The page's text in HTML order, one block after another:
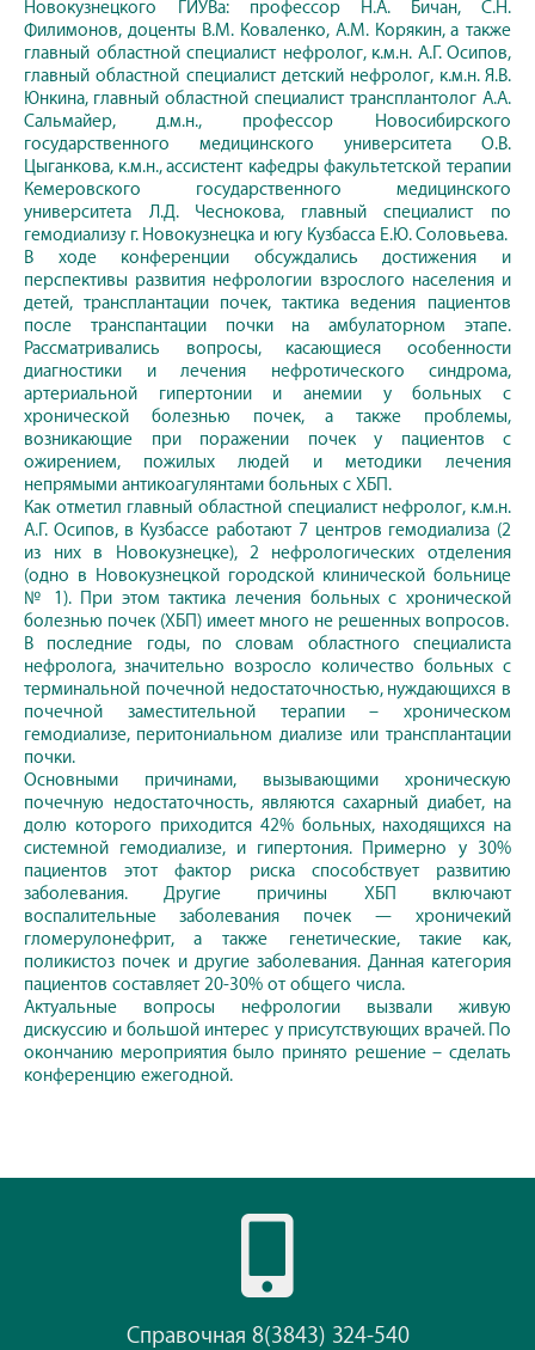
Новокузнецкого ГИУВа: профессор Н.А. Бичан, С.Н.
Филимонов, доценты В.М. Коваленко, А.М. Корякин, а также
главный областной специалист нефролог, к.м.н. А.Г. Осипов,
главный областной специалист детский нефролог, к.м.н. Я.В.
Юнкина, главный областной специалист трансплантолог А.А.
Сальмайер, д.м.н., профессор Новосибирского
государственного медицинского университета О.В.
Цыганкова, к.м.н., ассистент кафедры факультетской терапии
Кемеровского государственного медицинского
университета Л.Д. Чеснокова, главный специалист по
гемодиализу г. Новокузнецка и югу Кузбасса Е.Ю. Соловьева.
В ходе конференции обсуждались достижения и
перспективы развития нефрологии взрослого населения и
детей, трансплантации почек, тактика ведения пациентов
после транспантации почки на амбулаторном этапе.
Рассматривались вопросы, касающиеся особенности
диагностики и лечения нефротического синдрома,
артериальной гипертонии и анемии у больных с
хронической болезнью почек, а также проблемы,
возникающие при поражении почек у пациентов с
ожирением, пожилых людей и методики лечения
непрямыми антикоагулянтами больных с ХБП.
Как отметил главный областной специалист нефролог, к.м.н.
А.Г. Осипов, в Кузбассе работают 7 центров гемодиализа (2
из них в Новокузнецке), 2 нефрологических отделения
(одно в Новокузнецкой городской клинической больнице
№ 1). При этом тактика лечения больных с хронической
болезнью почек (ХБП) имеет много не решенных вопросов.
В последние годы, по словам областного специалиста
нефролога, значительно возросло количество больных с
терминальной почечной недостаточностью, нуждающихся в
почечной заместительной терапии – хроническом
гемодиализе, перитониальном диализе или трансплантации
почки.
Основными причинами, вызывающими хроническую
почечную недостаточность, являются сахарный диабет, на
долю которого приходится 42% больных, находящихся на
системной гемодиализе, и гипертония. Примерно у 30%
пациентов этот фактор риска способствует развитию
заболевания. Другие причины ХБП включают
воспалительные заболевания почек — хроничекий
гломерулонефрит, а также генетические, такие как,
поликистоз почек и другие заболевания. Данная категория
пациентов составляет 20-30% от общего числа.
Актуальные вопросы нефрологии вызвали живую
дискуссию и большой интерес у присутствующих врачей. По
окончанию мероприятия было принято решение – сделать
конференцию ежегодной.
Справочная 8(3843) 324-540